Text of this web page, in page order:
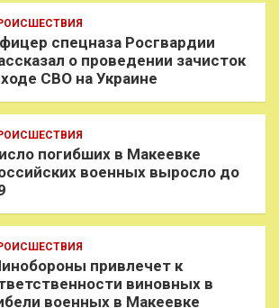
спецназа Росгвардии
о проведении зачисток
СВО на Украине
погибших в Макеевке
военных выросло до
привлечет к
виновных в
военных в Макеевке